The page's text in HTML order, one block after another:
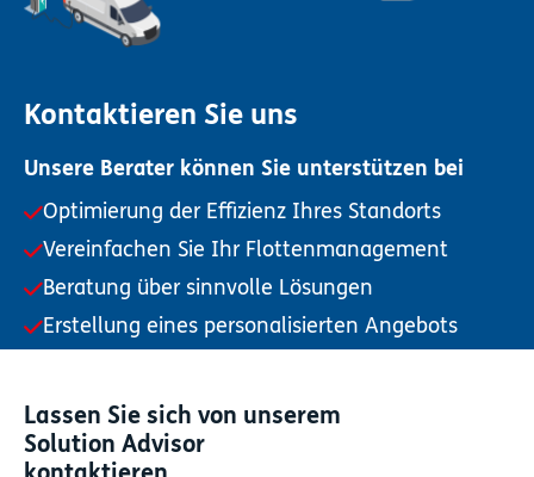
Kontaktieren Sie uns
Unsere Berater können Sie unterstützen bei
Optimierung der Effizienz Ihres Standorts
Vereinfachen Sie Ihr Flottenmanagement
Beratung über sinnvolle Lösungen
Erstellung eines personalisierten Angebots
Lassen Sie sich von unserem
Solution Advisor